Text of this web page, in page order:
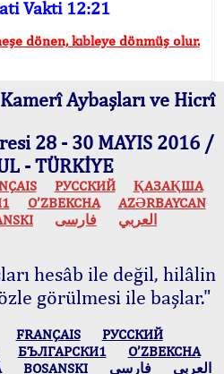
Vakti 12:21
dönen, kıbleye dönmüş olur.
Aybaşları ve Hicrî
28 - 30 MAYIS 2016 /
- TÜRKİYE
РУССКИЙ
ҚАЗАҚША
O’ZBEKCHA
AZӘRBAYCAN
العربي فارسی
hesâb ile değil, hilâlin
görülmesi ile başlar."
FRANÇAIS
РУССКИЙ
БЪЛГАРСКИ1
O’ZBEKCHA
BOSANSKI العربي فارسی